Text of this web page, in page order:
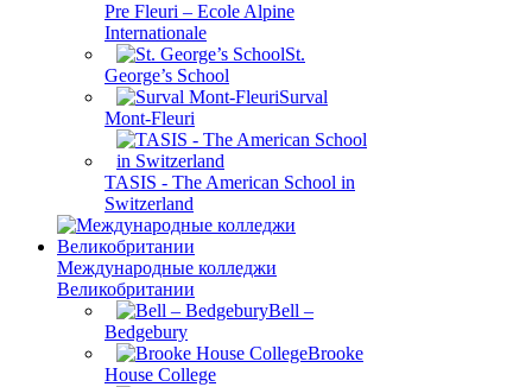
Pre Fleuri – Ecole Alpine
Internationale
St.
George’s School
Surval
Mont-Fleuri
TASIS - The American School in
Switzerland
Международные колледжи
Великобритании
Bell –
Bedgebury
Brooke
House College